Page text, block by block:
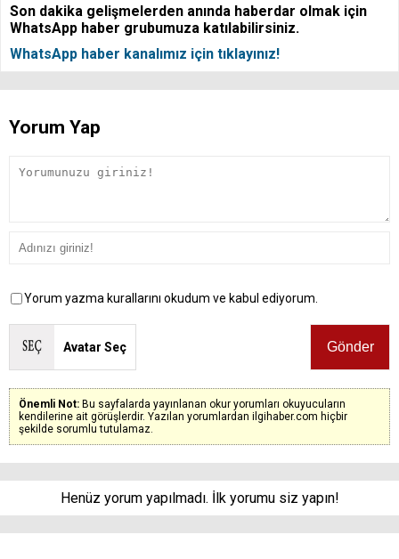
Son dakika gelişmelerden anında haberdar olmak için
WhatsApp haber grubumuza katılabilirsiniz.
WhatsApp haber kanalımız için tıklayınız!
Yorum Yap
Yorum yazma kurallarını okudum ve kabul ediyorum.
Avatar Seç
Önemli Not: Bu sayfalarda yayınlanan okur yorumları okuyucuların
kendilerine ait görüşlerdir. Yazılan yorumlardan ilgihaber.com hiçbir
şekilde sorumlu tutulamaz.
Henüz yorum yapılmadı. İlk yorumu siz yapın!